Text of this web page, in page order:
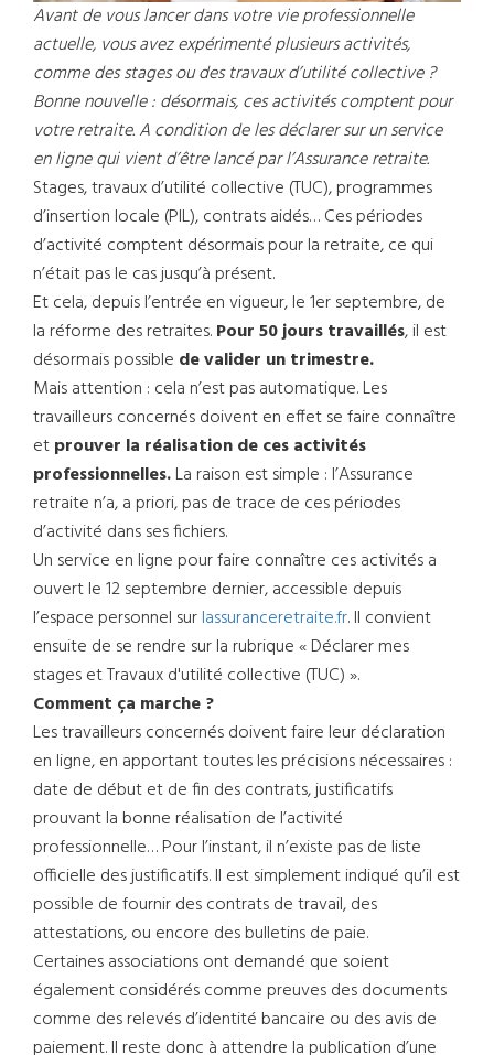
Avant de vous lancer dans votre vie professionnelle
actuelle, vous avez expérimenté plusieurs activités,
comme des stages ou des travaux d’utilité collective ?
Bonne nouvelle : désormais, ces activités comptent pour
votre retraite. A condition de les déclarer sur un service
en ligne qui vient d’être lancé par l’Assurance retraite.
Stages, travaux d’utilité collective (TUC), programmes
d’insertion locale (PIL), contrats aidés… Ces périodes
d’activité comptent désormais pour la retraite, ce qui
n’était pas le cas jusqu’à présent.
Et cela, depuis l’entrée en vigueur, le 1er septembre, de
la réforme des retraites.Pour 50 jours travaillés, il est
désormais possible de valider un trimestre.
Mais attention : cela n’est pas automatique. Les
travailleurs concernés doivent en effet se faire connaître
etprouver la réalisation de ces activités
professionnelles.La raison est simple : l’Assurance
retraite n’a, a priori, pas de trace de ces périodes
d’activité dans ses fichiers.
Un service en ligne pour faire connaître ces activités a
ouvert le 12 septembre dernier, accessible depuis
l’espace personnel surlassuranceretraite.fr. Il convient
ensuite de se rendre sur la rubrique « Déclarer mes
stages et Travaux d'utilité collective (TUC) ».
Comment ça marche ?
Les travailleurs concernés doivent faire leur déclaration
en ligne, en apportant toutes les précisions nécessaires :
date de début et de fin des contrats, justificatifs
prouvant la bonne réalisation de l’activité
professionnelle… Pour l’instant, il n’existe pas de liste
officielle des justificatifs. Il est simplement indiqué qu’il est
possible de fournir des contrats de travail, des
attestations, ou encore des bulletins de paie.
Certaines associations ont demandé que soient
également considérés comme preuves des documents
comme des relevés d’identité bancaire ou des avis de
paiement. Il reste donc à attendre la publication d’une